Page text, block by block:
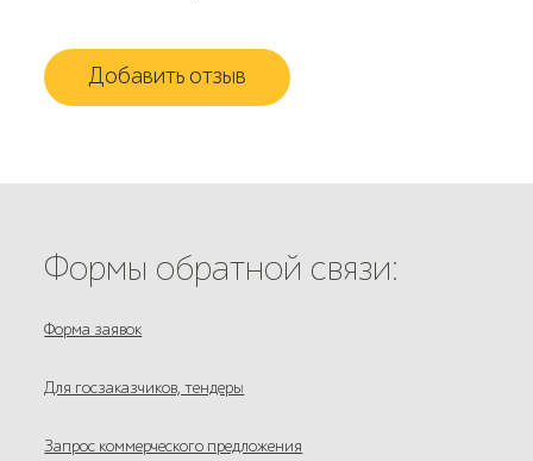
Добавить отзыв
Формы обратной связи:
Форма заявок
Для госзаказчиков, тендеры
Запрос коммерческого предложения